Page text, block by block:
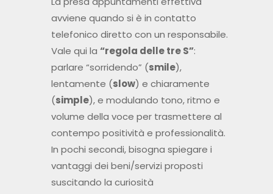
avviene quando si è in contatto
telefonico diretto con un responsabile.
Vale qui la “regola delle tre S”:
parlare “sorridendo” (smile),
lentamente (slow) e chiaramente
(simple), e modulando tono, ritmo e
volume della voce per trasmettere al
contempo positività e professionalità.
In pochi secondi, bisogna spiegare i
vantaggi dei beni/servizi proposti
suscitando la curiosità